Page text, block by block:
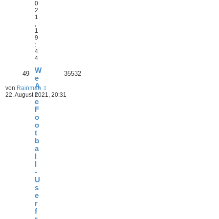
0
2
1
1
9
:
4
4
W
e
A
r
e
F
o
o
t
b
a
-
U
s
e
r
f
49 35532
von Rainman
22. August 2021, 20:31